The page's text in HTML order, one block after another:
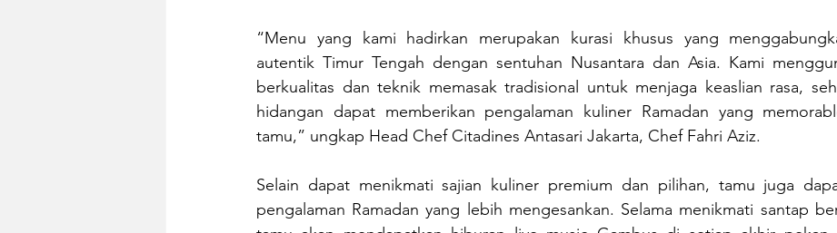
“Menu yang kami hadirkan merupakan kurasi khusus yang
autentik Timur Tengah dengan sentuhan Nusantara dan Asia. Kami
berkualitas dan teknik memasak tradisional untuk menjaga keaslian rasa,
hidangan dapat memberikan pengalaman kuliner Ramadan yang
tamu,” ungkap Head Chef Citadines Antasari Jakarta, Chef Fahri Aziz.
Selain dapat menikmati sajian kuliner premium dan pilihan, tamu juga
pengalaman Ramadan yang lebih mengesankan. Selama menikmati santap